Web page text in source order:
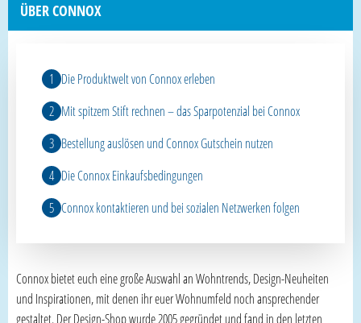
ÜBER CONNOX
Die Produktwelt von Connox erleben
Mit spitzem Stift rechnen – das Sparpotenzial bei Connox
Bestellung auslösen und Connox Gutschein nutzen
Die Connox Einkaufsbedingungen
Connox kontaktieren und bei sozialen Netzwerken folgen
Connox bietet euch eine große Auswahl an Wohntrends, Design-Neuheiten
und Inspirationen, mit denen ihr euer Wohnumfeld noch ansprechender
gestaltet. Der Design-Shop wurde 2005 gegründet und fand in den letzten